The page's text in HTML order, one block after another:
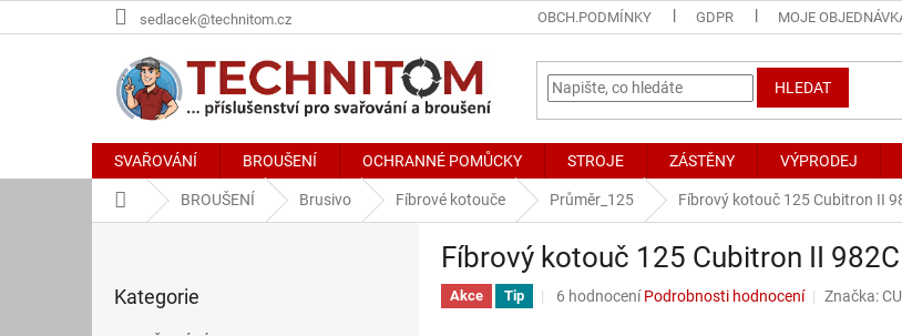
na
sedlacek@technitom.cz OBCH.PODMÍNKY GDPR MOJE
HLEDAT
SVAŘOVÁNÍ BROUŠENÍ OCHRANNÉ POMŮCKY STROJE ZÁSTĚNY VÝPRODEJ
Domů BROUŠENÍ Brusivo Fíbrové kotouče Průměr_125 Fíbrový kotouč 125 Cubitron II
kategorie
Kategorie
Fíbrový kotouč 125 Cubitron II 982C
Akce Tip
Průměrné
6 hodnocení Podrobnosti hodnocení Značka: